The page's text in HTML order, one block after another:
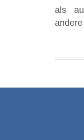
als
„Alles